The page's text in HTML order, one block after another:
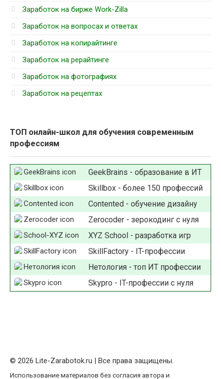
Заработок на бирже Work-Zilla
Заработок на вопросах и ответах
Заработок на копирайтинге
Заработок на рерайтинге
Заработок на фотографиях
Заработок на рецептах
ТОП онлайн-школ для обучения современным
профессиям
GeekBrains - образование в ИТ
Skillbox - более 150 профессий
Contented - обучение дизайну
Zerocoder - зерокодинг с нуля
XYZ School - разработка игр
SkillFactory - IT-профессии
Нетология - топ ИТ профессии
Skypro - IT-профессии с нуля
© 2026 Lite-Zarabotok.ru | Все права защищены.
Использование материалов без согласия автора и